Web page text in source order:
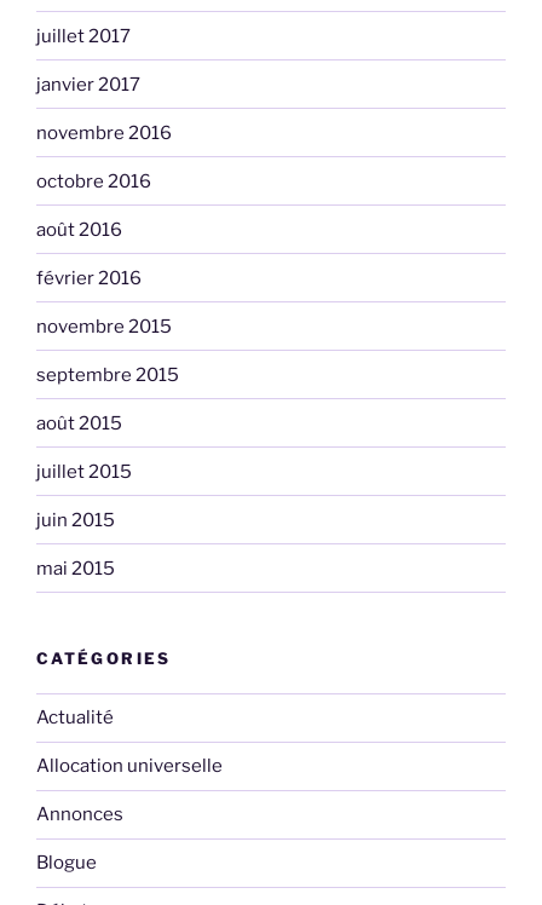
juillet 2017
janvier 2017
novembre 2016
octobre 2016
août 2016
février 2016
novembre 2015
septembre 2015
août 2015
juillet 2015
juin 2015
mai 2015
CATÉGORIES
Actualité
Allocation universelle
Annonces
Blogue